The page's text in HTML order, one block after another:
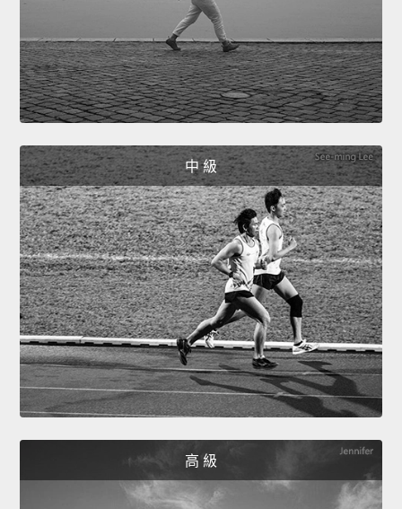
中 級
高 級